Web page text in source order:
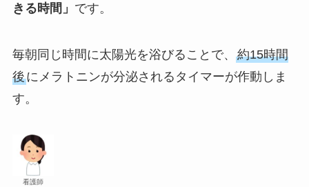
きる時間」 です。
毎朝同じ時間に太陽光を浴びることで、 約15時間
後にメラトニンが分泌されるタイマーが作動しま
す。
看護師